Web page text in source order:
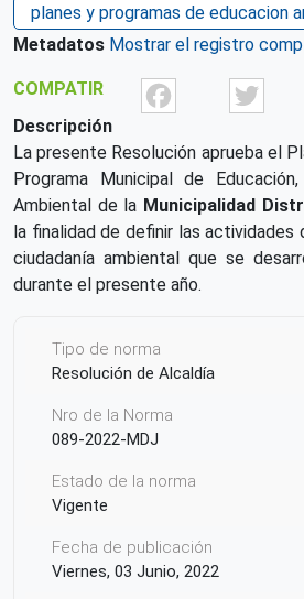
planes y programas de educacion
Metadatos Mostrar el registro
COMPATIR
Descripción
La presente Resolución aprueba el
Programa Municipal de
Ambiental de la Municipalidad
la finalidad de definir las
ciudadanía ambiental que se
durante el presente año.
Tipo de norma
Resolución de Alcaldía
Nro de la Norma
089-2022-MDJ
Estado de la norma
Vigente
Fecha de publicación
Viernes, 03 Junio, 2022